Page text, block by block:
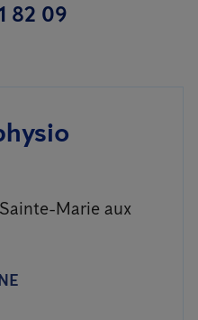
82 09
Marie aux